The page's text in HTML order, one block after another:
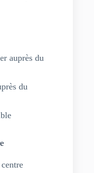
auprès du
du